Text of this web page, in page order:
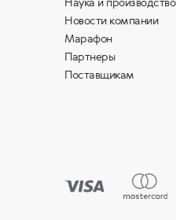
Новости компании
Марафон
Партнеры
Поставщикам